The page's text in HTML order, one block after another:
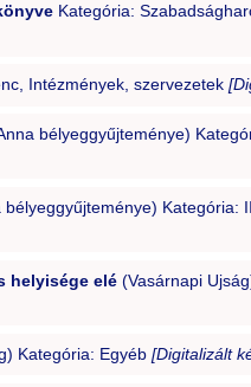
Kategória:
Intézmények, szervezetek
bélyeggyűjteménye)
Kategória:
helyisége elé(Vasárnapi
Kategória: Egyéb [Digitalizált